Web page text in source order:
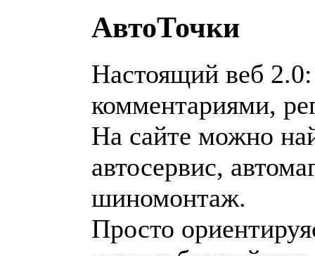
АвтоТочки
Настоящий веб
комментариями,
На сайте можно
автосервис,
шиномонтаж.
Просто